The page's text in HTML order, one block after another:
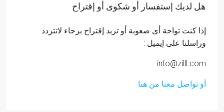
هل لديك إستفسار أو شكوى أو إقتراح
إذا كنت تواجة أى صعوبة أو تريد إقتراح برجاء لاتتردد
وراسلنا على إيميل :
info@zilll.com
أو تواصل معنا من هنا